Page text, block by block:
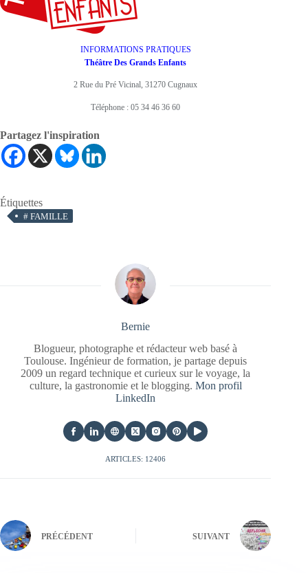
INFORMATIONS PRATIQUES
Théâtre Des Grands Enfants
2 Rue du Pré Vicinal, 31270 Cugnaux
Téléphone : 05 34 46 36 60
Partagez l'inspiration
Étiquettes
# FAMILLE
Bernie
Blogueur, photographe et rédacteur web basé à
Toulouse. Ingénieur de formation, je partage depuis
2009 un regard technique et curieux sur le voyage, la
culture, la gastronomie et le blogging. Mon profil
LinkedIn
ARTICLES: 12406
PRÉCÉDENT SUIVANT